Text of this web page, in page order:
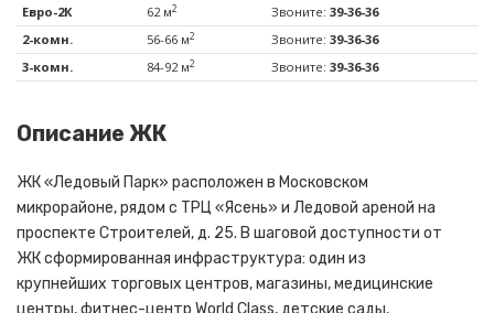
Евро-2К
62 м2 Звоните: 39-36-36
2-комн.
56-66 м2 Звоните: 39-36-36
3-комн.
84-92 м2 Звоните: 39-36-36
Описание ЖК
ЖК «Ледовый Парк» расположен в Московском
микрорайоне, рядом с ТРЦ «Ясень» и Ледовой ареной на
проспекте Строителей, д. 25. В шаговой доступности от
ЖК сформированная инфраструктура: один из
крупнейших торговых центров, магазины, медицинские